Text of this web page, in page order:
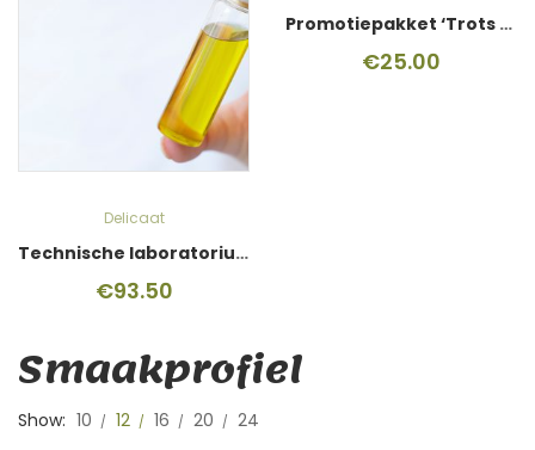
Delicaat
Technische laboratoriumtest
€93.50
Promotiepakket ‘Trots op je keurmerk’
€25.00
Smaakprofiel
Show: 10 12 16 20
24